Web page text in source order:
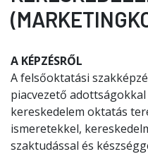
A KÉPZÉSRŐL
A felsőoktatási
piacvezető
kereskedelem oktatás
ismeretekkel,
szaktudással és